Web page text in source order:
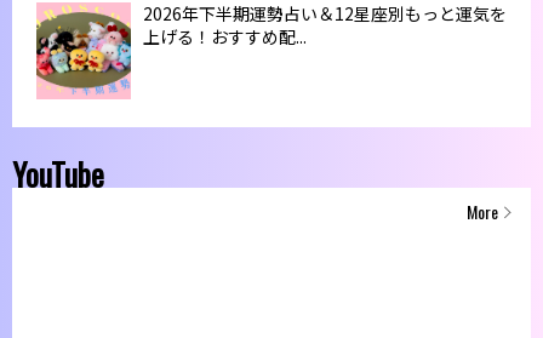
2026年下半期運勢占い＆12星座別もっと運気を
上げる！おすすめ配...
YouTube
More